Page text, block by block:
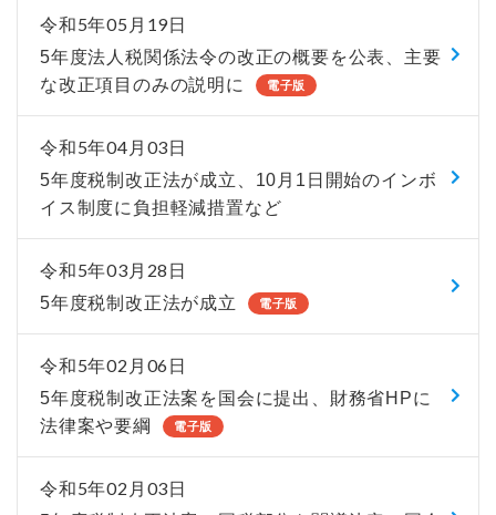
令和5年05月19日
5年度法人税関係法令の改正の概要を公表、主要
な改正項目のみの説明に
電子版
令和5年04月03日
5年度税制改正法が成立、10月1日開始のインボ
イス制度に負担軽減措置など
令和5年03月28日
5年度税制改正法が成立 電子版
令和5年02月06日
5年度税制改正法案を国会に提出、財務省HPに
法律案や要綱
電子版
令和5年02月03日